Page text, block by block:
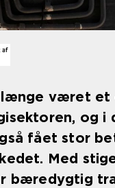
længe været et
og i
fået stor
Med
bæredygtig